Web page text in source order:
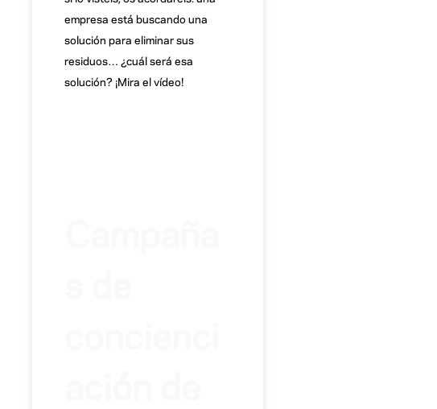
empresa está buscando una
solución para eliminar sus
residuos… ¿cuál será esa
solución? ¡Mira el vídeo!